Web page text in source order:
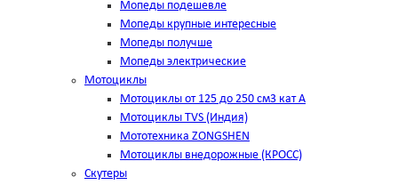
Мопеды подешевле
Мопеды крупные интересные
Мопеды получше
Мопеды электрические
Мотоциклы
Мотоциклы от 125 до 250 см3 кат А
Мотоциклы TVS (Индия)
Мототехника ZONGSHEN
Мотоциклы внедорожные (КРОСС)
Скутеры